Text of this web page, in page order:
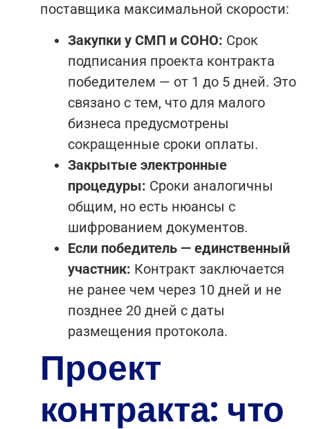
поставщика максимальной скорости:
Закупки у СМП и СОНО: Срок
подписания проекта контракта
победителем — от 1 до 5 дней. Это
связано с тем, что для малого
бизнеса предусмотрены
сокращенные сроки оплаты.
Закрытые электронные
процедуры: Сроки аналогичны
общим, но есть нюансы с
шифрованием документов.
Если победитель — единственный
участник: Контракт заключается
не ранее чем через 10 дней и не
позднее 20 дней с даты
размещения протокола.
Проект
контракта: что